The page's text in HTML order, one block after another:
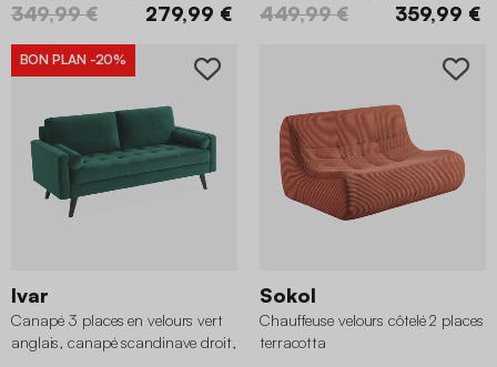
349,99 € 279,99 € 449,99 € 359,99 €
BON PLAN -20%
Ivar
Canapé 3 places en velours vert
anglais, canapé scandinave droit,
Sokol
Chauffeuse velours côtelé 2 places
terracotta